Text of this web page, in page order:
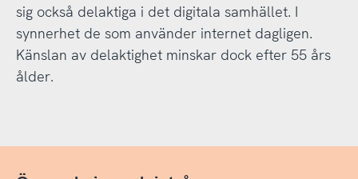
sig också delaktiga i det digitala samhället. I
synnerhet de som använder internet dagligen.
Känslan av delaktighet minskar dock efter 55 års
ålder.